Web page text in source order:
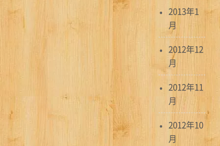
2013年1
月
2012年12
月
2012年11
月
2012年10
月